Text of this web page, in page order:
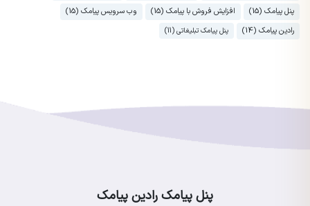
پنل پیامک (15)
افزایش فروش با پیامک (15)
وب سرویس پیامک (15)
رادین پیامک (14)
پنل پیامک تبلیغاتی (11)
پنل پیامک رادین پیامک